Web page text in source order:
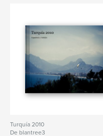
Turquía 2010
De blantree3